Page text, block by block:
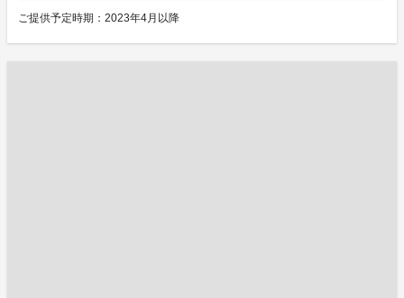
ご提供予定時期：2023年4月以降